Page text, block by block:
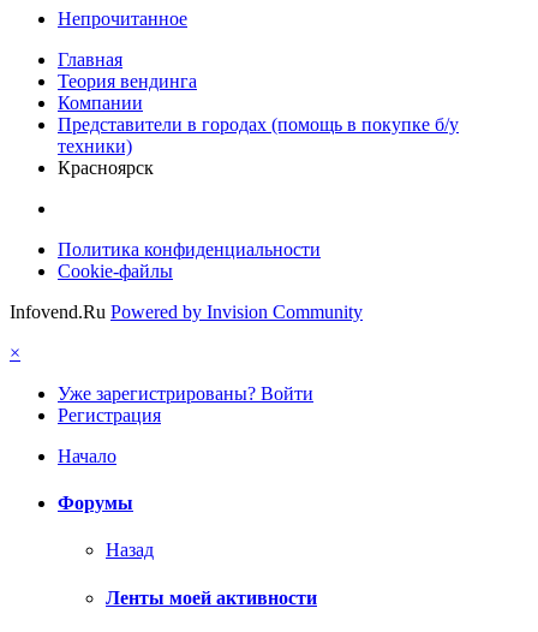
Непрочитанное
Главная
Теория вендинга
Компании
Представители в городах (помощь в покупке б/у
техники)
Красноярск
Политика конфиденциальности
Cookie-файлы
Infovend.Ru Powered by Invision Community
×
Уже зарегистрированы? Войти
Регистрация
Начало
Форумы
Назад
Ленты моей активности